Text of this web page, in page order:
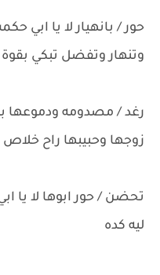
حور / بانهيار لا يا ابي
وتنهار وتفضل تبكي بقوة
رغد / مصدومه ودموعها
زوجها وحبيبها راح خلاص
تحضن / حور ابوها لا يا ابي
ليه كده